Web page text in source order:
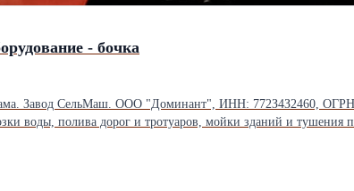
- бочка
СельМаш. ООО "Доминант", ИНН: 772З4З2460, ОГРН 116774618З956 https://
полива дорог и тротуаров, мойки зданий и тушения пожаров. Преимущества:
трактора с современным поливомоечным оборудованием!